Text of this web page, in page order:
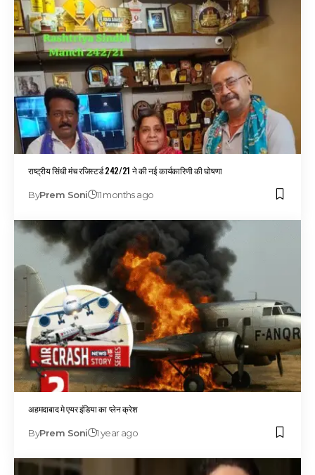
राष्ट्रीय सिंधी मंच रजिस्टर्ड 242/21 ने की नई कार्यकारिणी की घोषणा
ByPrem Soni 11 months ago
अहमदाबाद मे एयर इंडिया का प्लेन क्रेश
ByPrem Soni 1 year ago